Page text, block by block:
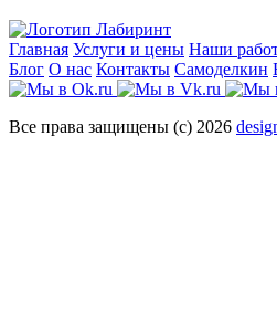
Главная Услуги и цены Наши
Блог О нас Контакты Самоделкин
Все права защищены (с) 2026